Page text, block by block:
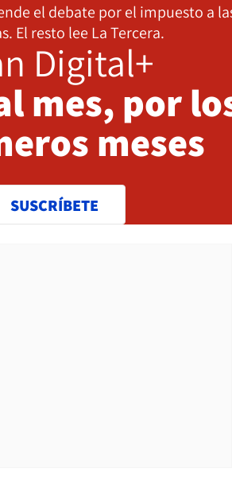
el debate por el impuesto a
El resto lee La Tercera.
Digital+
mes, por
meses
SUSCRÍBETE